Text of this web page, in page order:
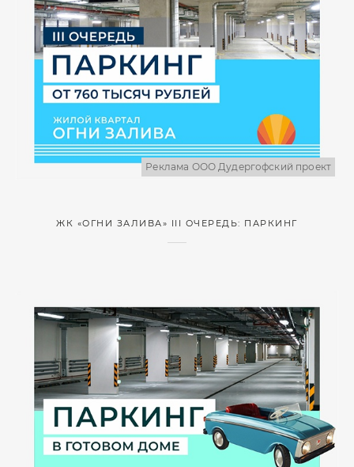
Реклама ООО Дудергофский проект
ЖК «ОГНИ ЗАЛИВА» III ОЧЕРЕДЬ: ПАРКИНГ